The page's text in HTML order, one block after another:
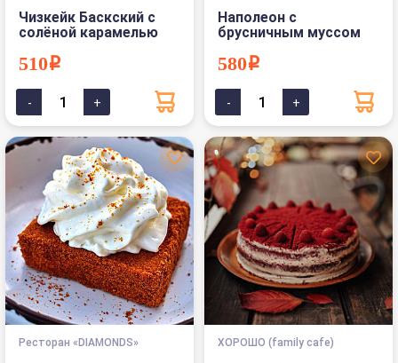
Чизкейк Баскский с
солёной карамелью
510i
Наполеон с
брусничным муссом
580i
Ресторан «DIAMONDS» ХОРОШО (family cafe)